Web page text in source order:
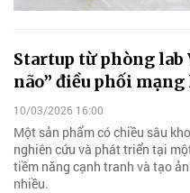
Startup từ phòng
não” điều phối
10/03/2026 16:00
Một sản phẩm có chiều sâu
nghiên cứu và phát triển tại
tiềm năng cạnh tranh và tạo
nhiều.